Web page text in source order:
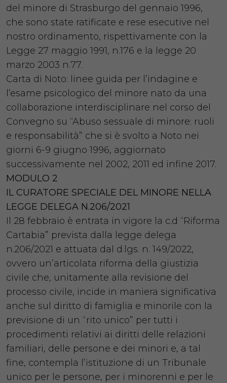
del minore di Strasburgo del gennaio 1996,
che sono state ratificate e rese esecutive nel
nostro ordinamento, rispettivamente con la
Legge 27 maggio 1991, n.176 e la legge 20
marzo 2003 n.77.
Carta di Noto: linee guida per l’indagine e
l’esame psicologico del minore nato da una
collaborazione interdisciplinare nel corso del
Convegno su “Abuso sessuale di minore: ruoli
e responsabilità” che si è svolto a Noto nei
giorni 6-9 giugno 1996, aggiornato
successivamente nel 2002, 2011 ed infine 2017.
MODULO 2
IL CURATORE SPECIALE DEL MINORE NELLA
LEGGE DELEGA N.206/2021
Il 28 febbraio è entrata in vigore la c.d “Riforma
Cartabia” prevista dalla legge delega
n.206/2021 e attuata dal d.lgs. n. 149/2022,
ovvero un’articolata riforma della giustizia
civile che, unitamente alla revisione del
processo civile, incide in maniera significativa
anche sul diritto di famiglia e minorile con la
previsione di un “rito unico” per tutti i
procedimenti relativi ai diritti delle relazioni
familiari, delle persone e dei minori e, a tal
fine, contempla l’istituzione di un Tribunale
unico per le persone, per i minorenni e per le